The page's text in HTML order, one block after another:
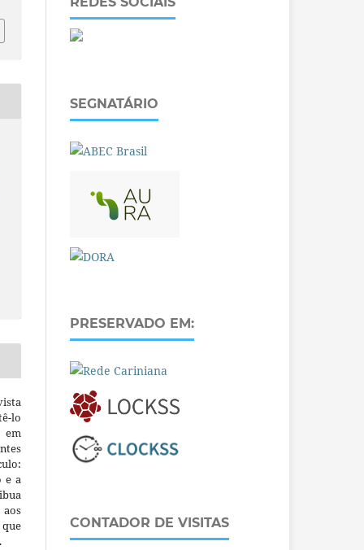
lo
em
e a
SEGNATÁRIO
PRESERVADO EM:
CONTADOR DE VISITAS